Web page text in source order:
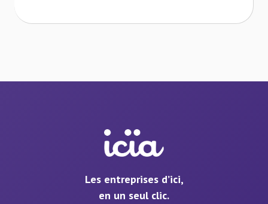
Les entreprises d’ici,
en un seul clic.